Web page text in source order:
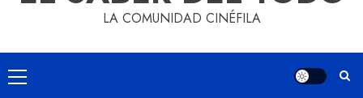
LA COMUNIDAD CINÉFILA